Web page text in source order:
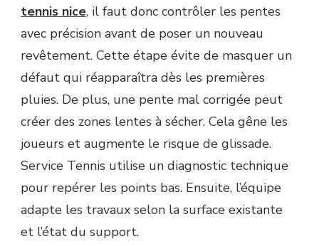
tennis nice, il faut donc contrôler les pentes
avec précision avant de poser un nouveau
revêtement. Cette étape évite de masquer un
défaut qui réapparaîtra dès les premières
pluies. De plus, une pente mal corrigée peut
créer des zones lentes à sécher. Cela gêne les
joueurs et augmente le risque de glissade.
Service Tennis utilise un diagnostic technique
pour repérer les points bas. Ensuite, l’équipe
adapte les travaux selon la surface existante
et l’état du support.